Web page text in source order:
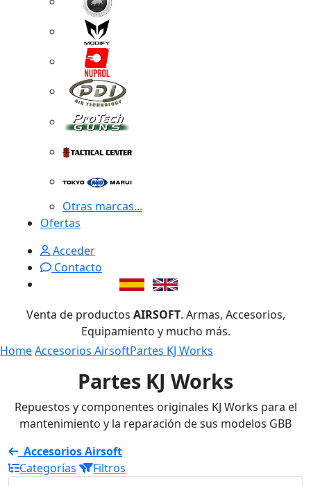
Otras marcas...
Ofertas
Acceder
Contacto
Venta de productos AIRSOFT. Armas, Accesorios,
Equipamiento y mucho más.
HomeAccesorios AirsoftPartes KJ Works
Partes KJ Works
Repuestos y componentes originales KJ Works para el
mantenimiento y la reparación de sus modelos GBB
Accesorios Airsoft
Categorías
Filtros